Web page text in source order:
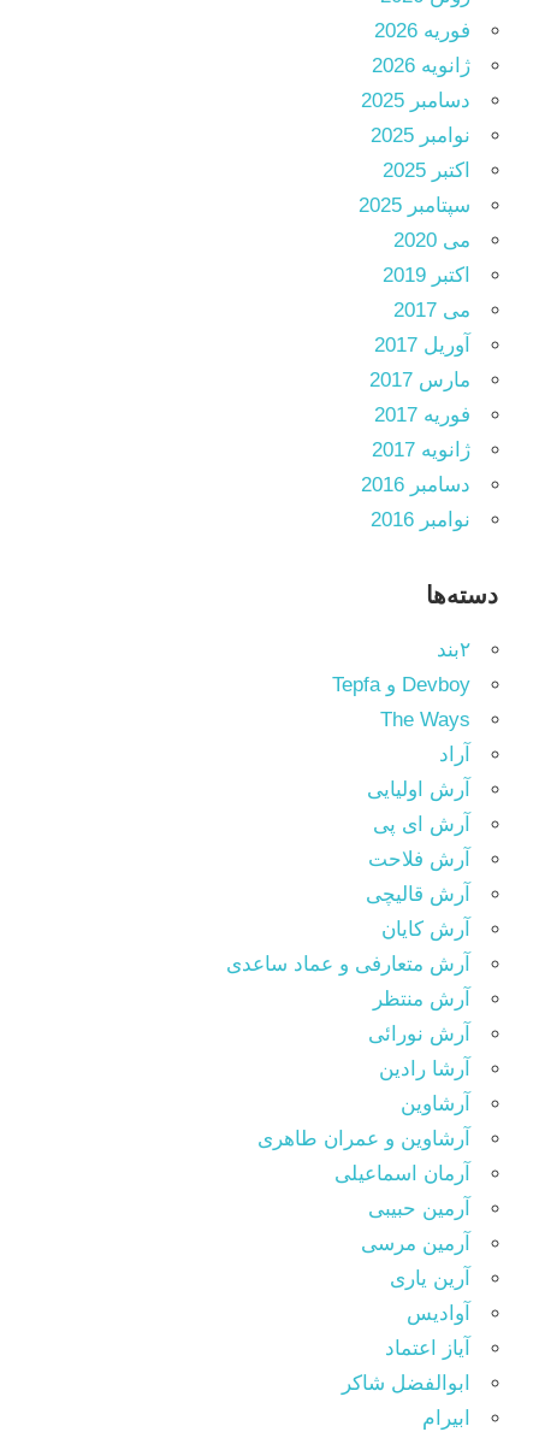
فوریه 2026
ژانویه 2026
دسامبر 2025
نوامبر 2025
اکتبر 2025
سپتامبر 2025
می 2020
اکتبر 2019
می 2017
آوریل 2017
مارس 2017
فوریه 2017
ژانویه 2017
دسامبر 2016
نوامبر 2016
دسته‌ها
۲بند
Devboy و Tepfa
The Ways
آراد
آرش اولیایی
آرش ای پی
آرش فلاحت
آرش قالیچی
آرش کایان
آرش متعارفی و عماد ساعدی
آرش منتظر
آرش نورائی
آرشا رادین
آرشاوین
آرشاوین و عمران طاهری
آرمان اسماعیلی
آرمین حبیبی
آرمین مرسی
آرین یاری
آوادیس
آیاز اعتماد
ابوالفضل شاکر
ابیرام